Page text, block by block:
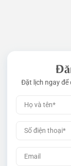
Đặt lịch ngay để